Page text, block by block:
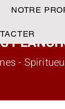
-
NOTRE